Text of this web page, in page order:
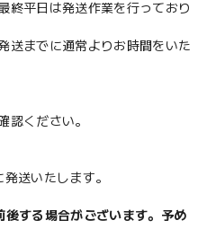
終平日は発送作業を行っており
送までに通常よりお時間をいた
認ください。
送いたします。
する場合がございます。予め